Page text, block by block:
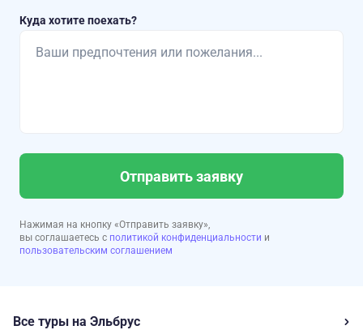
Куда хотите поехать?
Отправить заявку
Нажимая на кнопку «Отправить заявку»,
вы соглашаетесь с политикой конфиденциальности и
пользовательским соглашением
Все туры на Эльбрус